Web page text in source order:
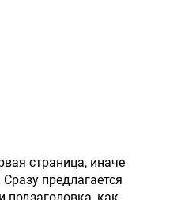
страница, иначе
предлагается